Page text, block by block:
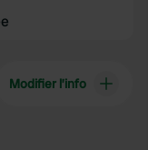
Modifier l’info